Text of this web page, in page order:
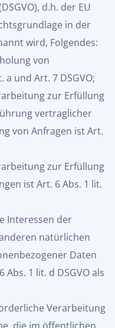
d.h. der EU
in der
wird, Folgendes:
von
a und Art. 7 DSGVO;
zur Erfüllung
vertraglicher
von Anfragen ist Art.
zur Erfüllung
ist Art. 6 Abs. 1 lit.
Interessen der
natürlichen
Daten
1 lit. d DSGVO als
Verarbeitung